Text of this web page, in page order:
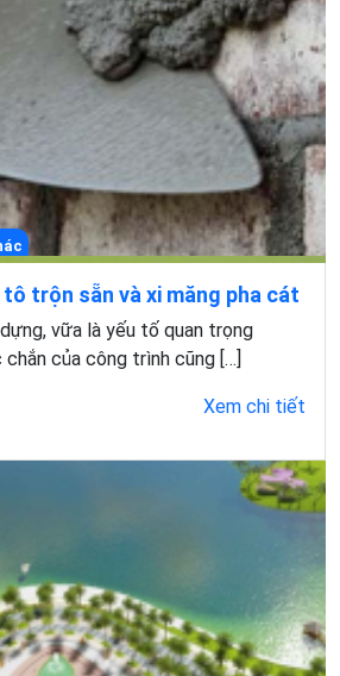
tô trộn sẵn và xi măng pha cát
vữa là yếu tố quan trọng
của công trình cũng […]
Xem chi tiết